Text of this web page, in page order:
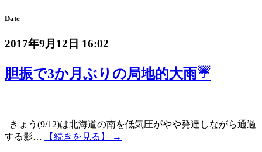
Date
2017年9月12日 16:02
胆振で3か月ぶりの局地的大雨☔
きょう(9/12)は北海道の南を低気圧がやや発達しながら通過
する影…
【続きを見る】 →